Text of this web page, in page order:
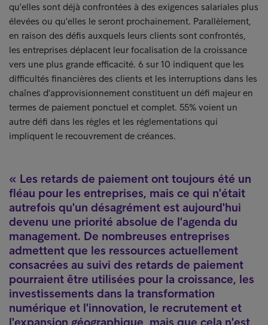
qu'elles sont déjà confrontées à des exigences salariales plus
élevées ou qu'elles le seront prochainement. Parallèlement,
en raison des défis auxquels leurs clients sont confrontés,
les entreprises déplacent leur focalisation de la croissance
vers une plus grande efficacité. 6 sur 10 indiquent que les
difficultés financières des clients et les interruptions dans les
chaînes d'approvisionnement constituent un défi majeur en
termes de paiement ponctuel et complet. 55% voient un
autre défi dans les règles et les réglementations qui
impliquent le recouvrement de créances.
Les retards de paiement ont toujours été un
fléau pour les entreprises, mais ce qui n'était
autrefois qu'un désagrément est aujourd'hui
devenu une priorité absolue de l'agenda du
management. De nombreuses entreprises
admettent que les ressources actuellement
consacrées au suivi des retards de paiement
pourraient être utilisées pour la croissance, les
investissements dans la transformation
numérique et l'innovation, le recrutement et
l'expansion géographique, mais que cela n'est